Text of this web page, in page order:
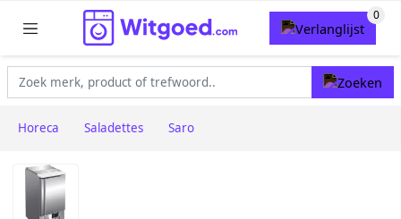
Horeca Saladettes Saro